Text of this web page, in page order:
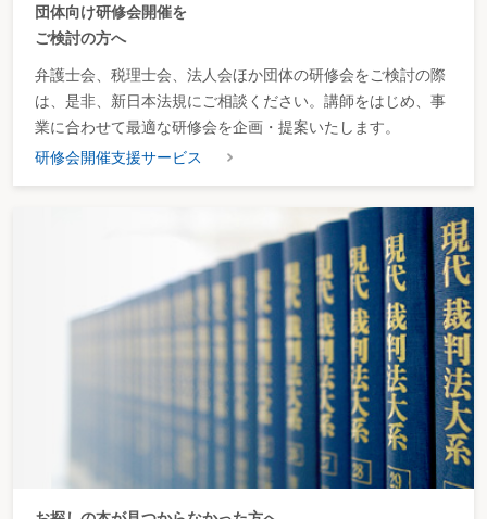
団体向け研修会開催を
ご検討の方へ
弁護士会、税理士会、法人会ほか団体の研修会をご検討の際
は、是非、新日本法規にご相談ください。講師をはじめ、事
業に合わせて最適な研修会を企画・提案いたします。
研修会開催支援サービス